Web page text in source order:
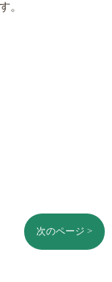
。
次のページ >